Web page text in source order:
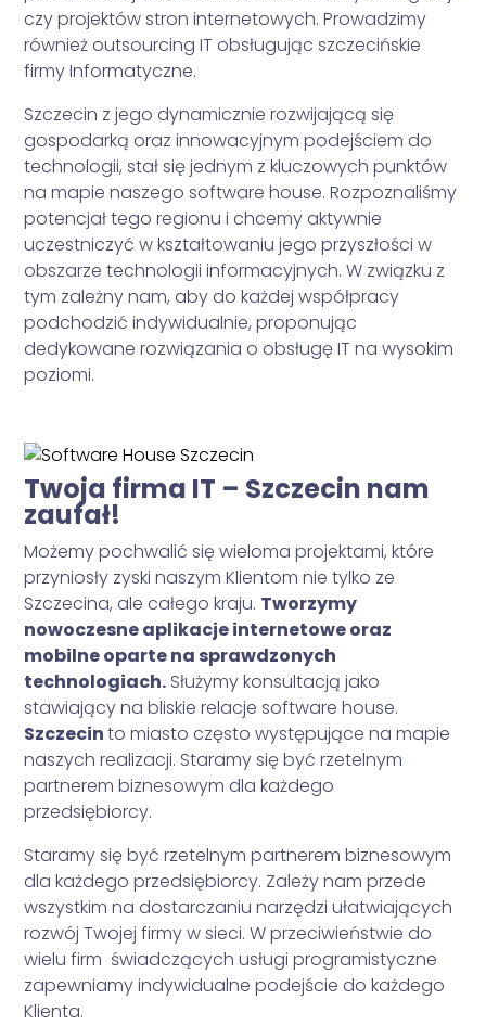
czy projektów stron internetowych. Prowadzimy
również outsourcing IT obsługując szczecińskie
firmy Informatyczne.
Szczecin z jego dynamicznie rozwijającą się
gospodarką oraz innowacyjnym podejściem do
technologii, stał się jednym z kluczowych punktów
na mapie naszego software house. Rozpoznaliśmy
potencjał tego regionu i chcemy aktywnie
uczestniczyć w kształtowaniu jego przyszłości w
obszarze technologii informacyjnych. W związku z
tym zależny nam, aby do każdej współpracy
podchodzić indywidualnie, proponując
dedykowane rozwiązania o obsługę IT na wysokim
poziomi.
Twoja firma IT – Szczecin nam
zaufał!
Możemy pochwalić się wieloma projektami, które
przyniosły zyski naszym Klientom nie tylko ze
Szczecina, ale całego kraju. Tworzymy
nowoczesne aplikacje internetowe oraz
mobilne oparte na sprawdzonych
technologiach. Służymy konsultacją jako
stawiający na bliskie relacje software house.
Szczecinto miasto często występujące na mapie
naszych realizacji. Staramy się być rzetelnym
partnerem biznesowym dla każdego
przedsiębiorcy.
Staramy się być rzetelnym partnerem biznesowym
dla każdego przedsiębiorcy. Zależy nam przede
wszystkim na dostarczaniu narzędzi ułatwiających
rozwój Twojej firmy w sieci. W przeciwieństwie do
wielu firm świadczących usługi programistyczne
zapewniamy indywidualne podejście do każdego
Klienta.